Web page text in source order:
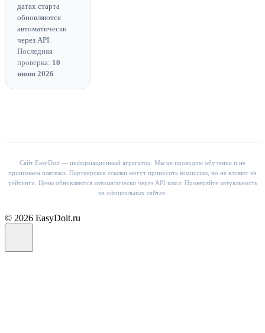
датах старта
обновляются
автоматически
через API.
Последняя
проверка: 10
июня 2026
Сайт EasyDoit — информационный агрегатор. Мы не проводим обучение и не
принимаем платежи. Партнерские ссылки могут приносить комиссию, но не влияют на
рейтинги. Цены обновляются автоматически через API школ. Проверяйте актуальность
на официальных сайтах.
© 2026 EasyDoit.ru